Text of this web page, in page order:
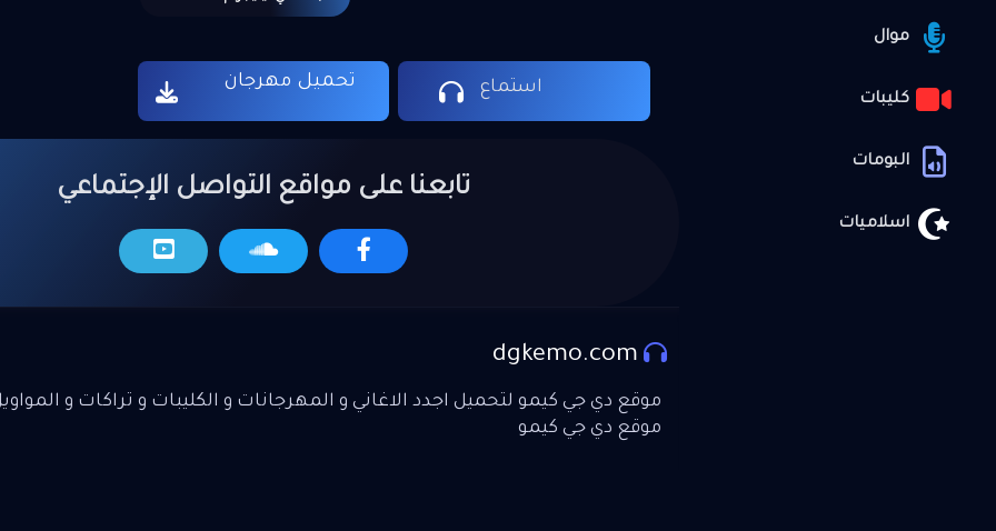
موال
كليبات
البومات
اسلاميات
استماع تحميل مهرجان
تابعنا على مواقع التواصل الإجتماعي
dgkemo.com
موقع دي جي كيمو لتحميل اجدد الاغاني و المهرجانات و الكليبات و تراكات و
موقع دي جي كيمو